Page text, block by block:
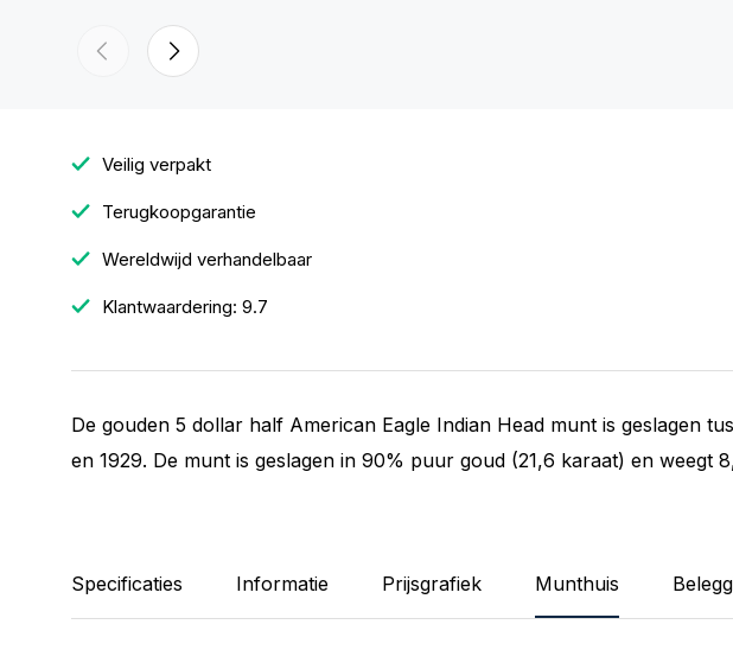
Veilig verpakt
Terugkoopgarantie
Wereldwijd verhandelbaar
Klantwaardering: 9.7
De gouden 5 dollar half American Eagle Indian Head munt is geslagen
en 1929. De munt is geslagen in 90% puur goud (21,6 karaat) en weegt
Specificaties Informatie Prijsgrafiek Munthuis